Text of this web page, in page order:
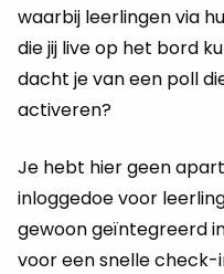
waarbij leerlingen via
die jij live op het bord
dacht je van een poll
activeren?
Je hebt hier geen
inloggedoe voor
gewoon geïntegreerd
voor een snelle